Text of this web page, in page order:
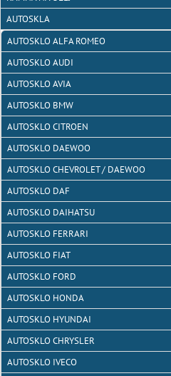
AUTOSKLA
AUTOSKLO ALFA ROMEO
AUTOSKLO AUDI
AUTOSKLO AVIA
AUTOSKLO BMW
AUTOSKLO CITROEN
AUTOSKLO DAEWOO
AUTOSKLO CHEVROLET / DAEWOO
AUTOSKLO DAF
AUTOSKLO DAIHATSU
AUTOSKLO FERRARI
AUTOSKLO FIAT
AUTOSKLO FORD
AUTOSKLO HONDA
AUTOSKLO HYUNDAI
AUTOSKLO CHRYSLER
AUTOSKLO IVECO